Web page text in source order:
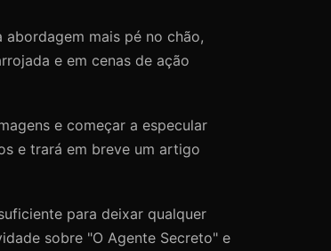
mais pé no chão,
e em cenas de ação
e começar a especular
e trará em breve um artigo
para deixar qualquer
sobre "O Agente Secreto" e